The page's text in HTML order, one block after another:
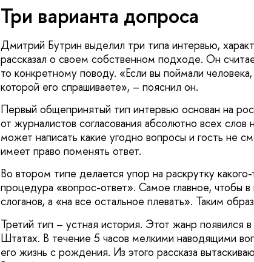
Три варианта допроса
Дмитрий Бутрин выделил три типа интервью,
рассказал о своем собственном подходе. Он
то конкретному поводу. «Если вы поймали
которой его спрашиваете», – пояснил он.
Первый общепринятый тип интервью основан на
от журналистов согласования абсолютно всех
может написать какие угодно вопросы и гость не
имеет право поменять ответ.
Во втором типе делается упор на раскрутку
процедура «вопрос-ответ». Самое главное, чтобы
слоганов, а «на все остальное плевать». Таким
Третий тип – устная история. Этот жанр появился
Штатах. В течение 5 часов мелкими наводящими
его жизнь с рождения. Из этого рассказа